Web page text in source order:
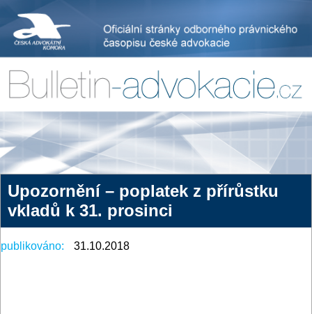
Upozornění – poplatek z přírůstku
vkladů k 31. prosinci
publikováno: 31.10.2018